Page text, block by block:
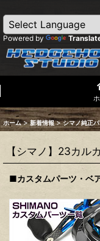
Powered by
ホーム > 新着情報 > シマノ純正
【シマノ】23カル
■カスタムパーツ・ベ